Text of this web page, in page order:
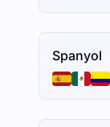
Spanyol